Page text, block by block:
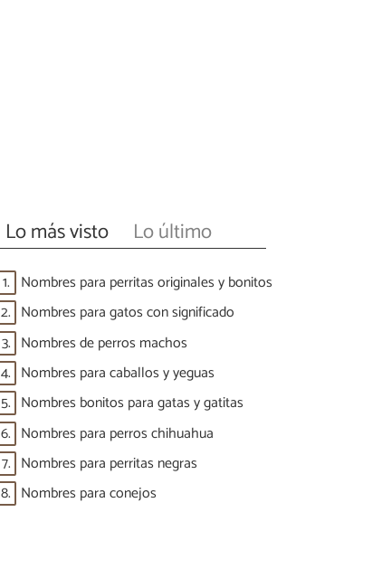
Lo más visto Lo último
1. Nombres para perritas originales y bonitos
2. Nombres para gatos con significado
3. Nombres de perros machos
4. Nombres para caballos y yeguas
5. Nombres bonitos para gatas y gatitas
6. Nombres para perros chihuahua
7. Nombres para perritas negras
8. Nombres para conejos